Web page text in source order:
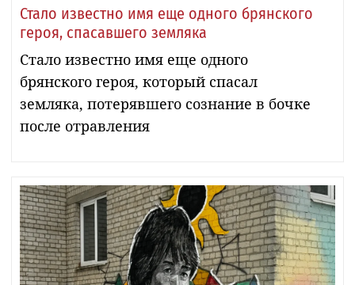
Стало известно имя еще одного брянского
героя, спасавшего земляка
Стало известно имя еще одного
брянского героя, который спасал
земляка, потерявшего сознание в бочке
после отравления